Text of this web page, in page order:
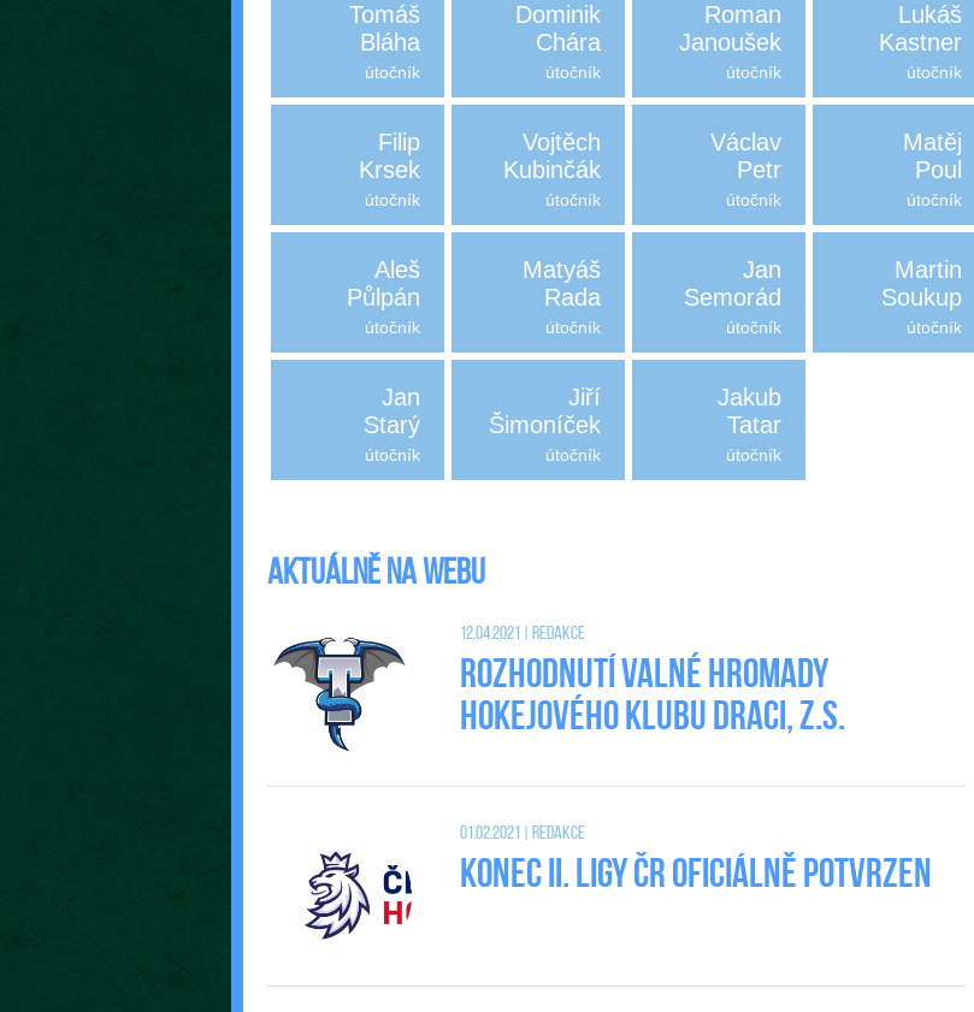
Tomáš
Bláha
útočník
Dominik
Chára
útočník
Roman
Janoušek
útočník
Lukáš
Kastner
útočník
Filip
Krsek
útočník
Vojtěch
Kubinčák
útočník
Václav
Petr
útočník
Matěj
Poul
útočník
Aleš
Půlpán
útočník
Matyáš
Rada
útočník
Jan
Semorád
útočník
Martin
Soukup
útočník
Jan
Starý
útočník
Jiří
Šimoníček
útočník
Jakub
Tatar
útočník
Aktuálně na webu
12.04.2021 | Redakce
Rozhodnutí valné hromady
Hokejového klubu DRACI, z.s.
01.02.2021 | Redakce
Konec II. Ligy ČR oficiálně potvrzen